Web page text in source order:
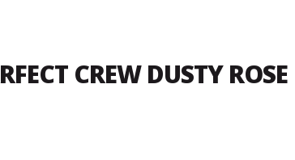
CREW DUSTY ROSE